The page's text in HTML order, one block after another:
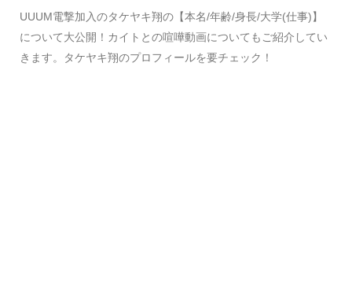
UUUM電撃加入のタケヤキ翔の【本名/年齢/身長/大学(仕事)】
について大公開！カイトとの喧嘩動画についてもご紹介してい
きます。タケヤキ翔のプロフィールを要チェック！